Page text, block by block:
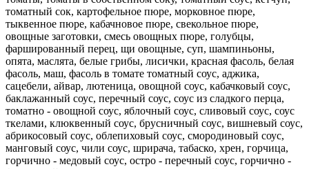
томатный сок, картофельное пюре, морковное пюре,
тыквенное пюре, кабачновое пюре, свекольное пюре,
овощные заготовки, смесь овощных пюре, голубцы,
фаршированный перец, щи овощные, суп, шампиньоны,
опята, маслята, белые грибы, лисички, красная фасоль, белая
фасоль, маш, фасоль в томате томатный соус, аджика,
сацебели, айвар, лютеница, овощной соус, кабачковый соус,
баклажанный соус, перечный соус, соус из сладкого перца,
томатно - овощной соус, яблочный соус, сливовый соус, соус
ткелами, клюквенный соус, брусничный соус, вишневый соус,
абрикосовый соус, облепиховый соус, смородиновый соус,
манговый соус, чили соус, шрирача, табаско, хрен, горчица,
горчично - медовый соус, остро - перечный соус, горчично -